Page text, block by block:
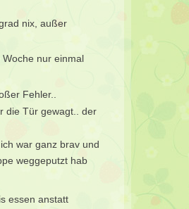
nix, außer
nur einmal
Fehler..
die Tür gewagt.. der
war ganz brav und
weggeputzt hab
essen anstatt